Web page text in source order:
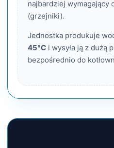
najbardziej wymagający
(grzejniki).
Jednostka produkuje
45°C i wysyła ją z dużą
bezpośrednio do